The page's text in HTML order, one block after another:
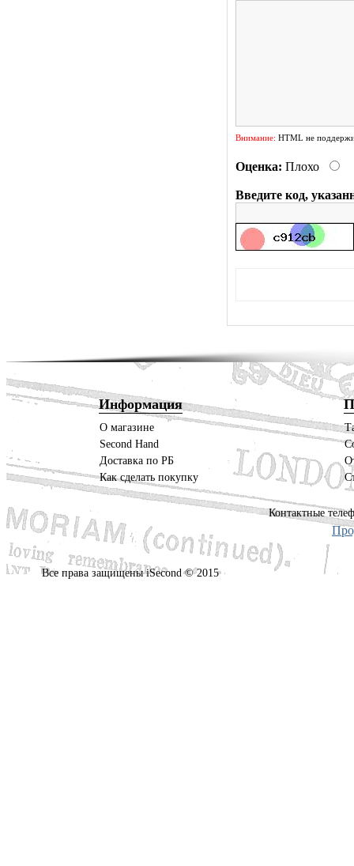
Внимание: HTML не
Оценка: Плохо
Введите код,
Информация
О магазине
Second Hand
Доставка по РБ
Как сделать покупку
Контактные
Все права защищены iSecond © 2015